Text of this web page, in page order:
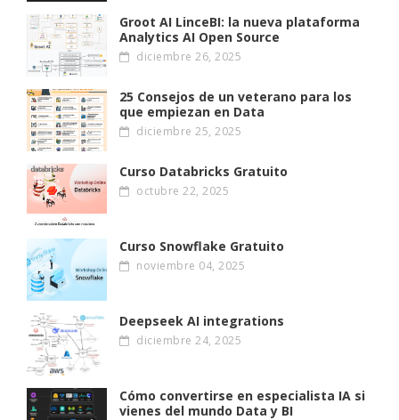
Groot AI LinceBI: la nueva plataforma
Analytics AI Open Source
diciembre 26, 2025
25 Consejos de un veterano para los
que empiezan en Data
diciembre 25, 2025
Curso Databricks Gratuito
octubre 22, 2025
Curso Snowflake Gratuito
noviembre 04, 2025
Deepseek AI integrations
diciembre 24, 2025
Cómo convertirse en especialista IA si
vienes del mundo Data y BI